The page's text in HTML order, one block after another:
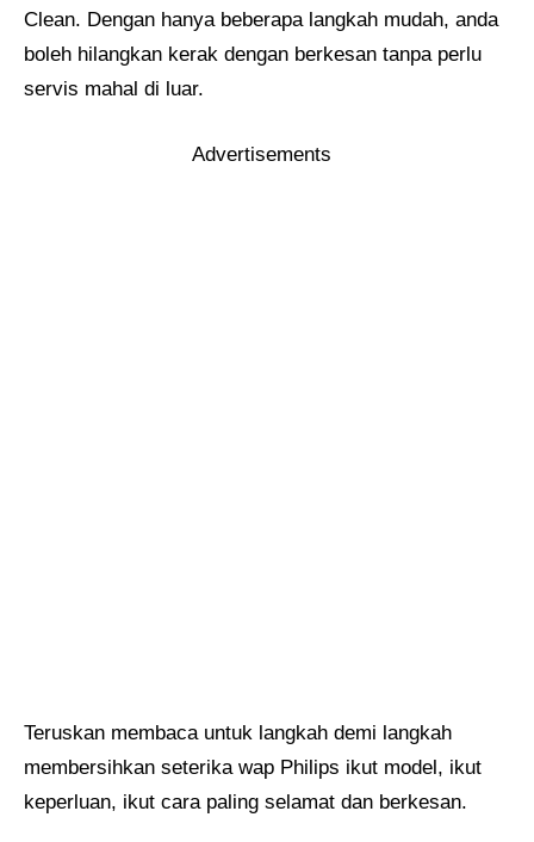
Clean. Dengan hanya beberapa langkah mudah, anda
boleh hilangkan kerak dengan berkesan tanpa perlu
servis mahal di luar.
Advertisements
Teruskan membaca untuk langkah demi langkah
membersihkan seterika wap Philips ikut model, ikut
keperluan, ikut cara paling selamat dan berkesan.